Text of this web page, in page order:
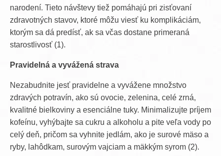
narodení. Tieto návštevy tiež pomáhajú pri zisťovaní
zdravotných stavov, ktoré môžu viesť ku komplikáciám,
ktorým sa dá predísť, ak sa včas dostane primeraná
starostlivosť (1).
Pravidelná a vyvážená strava
Nezabudnite jesť pravidelne a vyvážene množstvo
zdravých potravín, ako sú ovocie, zelenina, celé zrná,
kvalitné bielkoviny a esenciálne tuky. Minimalizujte príjem
kofeínu, vyhýbajte sa cukru a alkoholu a pite veľa vody po
celý deň, pričom sa vyhnite jedlám, ako je surové mäso a
ryby, lahôdkam, surovým vajciam a mäkkým syrom (2).